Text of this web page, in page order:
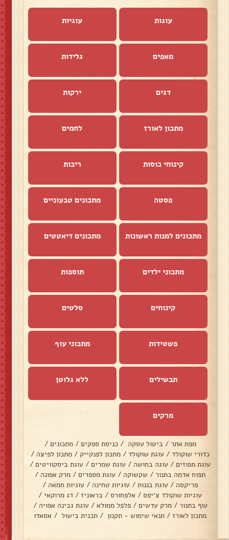
עוגות עוגיות
מאפים גלידות
דגים ירקות
מתכון לאורז לחמים
קינוחי כוסות ריבות
פסטה מתכונים טבעוניים
מתכונים למנות ראשונות מתכונים דיאטטים
מתכוני ילדים תוספות
קינוחים סלטים
פשטידות מתכוני עוף
תבשילים ללא גלוטן
מרקים
מפת אתר / ביטול עסקה / כניסת ספקים / מתכונים /
כדורי שוקולד / עוגת שוקולד / מתכון לפנקייק / מתכון לפיצה /
עוגת תפוזים / עוגה בחושה / עוגת שמרים / עוגת ביסקוויטים /
תפוח אדמה בתנור / שקשוקה / עוגת מספרים / מרק אפונה /
פריקסה / עוגת בננות / עוגיות טחינה / עוגיות חמאה /
עוגיות שוקולד צ׳יפס / אלפחורס / בראוניז / דג מרוקאי /
עוף בתנור / מרק עדשים / פלפל ממולא / עוגת גבינה אפויה /
מתכון לאורז / תנאי שימוש - תקנון / תכנית בישול / אסאדו